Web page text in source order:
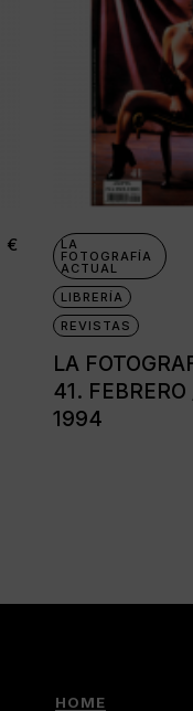
€ LA
FOTOGRAFÍA
ACTUAL
LIBRERÍA
REVISTAS
LA
41.
1994
HOME